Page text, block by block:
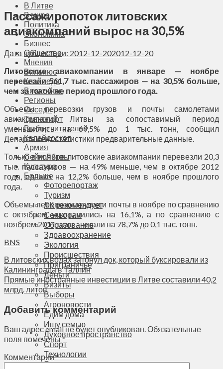
В Литве
В мире
Политика
Экономика
Бизнес
Общество
Мнения
Вильнюс
Клайпеда
Висагинас
Регионы
Соседи
Транспорт
Выбор читателей
Калейдоскоп
Армия
Сейм Литвы
Культура
Больше
Фоторепортаж
Туризм
ЛК рекомендует
Сеньорам
Образование
Здравоохранение
Экология
Происшествия
Приграничье
Деньги
Визиты
Выборы
Агроновости
Едим дома
Ищу семью
Духовное пространство
Спорт
Технологии
Энергетика
Пассажиропоток литовских
авиакомпаний вырос на 30,5%
Дата публикации: 2012-12-202012-12-20
Литовские авиакомпании в январе — ноябре
перевезли 561,7 тыс. пассажиров — на 30,5% больше,
чем за такой же период прошлого года.
Объемы перевозки грузов и почты самолетами
авиакомпаний Литвы за сопоставимый период
уменьшились на 69,5% до 1 тыс. тонн, сообщил
Департамент статистики предварительные данные.
Только в ноябре литовские авиакомпании перевезли 20,3
тыс. пассажиров — на 49% меньше, чем в октябре 2012
года, однако на 12,2% больше, чем в ноябре прошлого
года.
Объемы перевозок грузов и почты в ноябре по сравнению
с октябрем уменьшились на 16,1%, а по сравнению с
ноябрем 2011 года — упали на 78,7% до 0,1 тыс. тонн.
BNS
В литовских водах затонул док, который буксировали из
Калининграда в Таллин
Прямые иностранные инвестиции в Литве составили 40,2
млрд. литов
Добавить комментарий
Ваш адрес email не будет опубликован.Обязательные
поля помечены*
Комментарий*